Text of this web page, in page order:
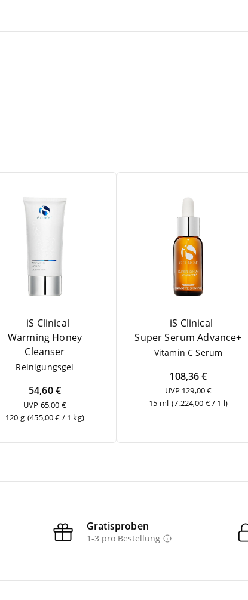
iS Clinical
Warm­ing Honey
Cleanser
Rei­ni­gungs­gel
54,60 €
UVP 65,00 €
120 g (455,00 € / 1 kg)
iS Clinical
Super Serum Advance+
Vit­amin C Serum
108,36 €
UVP 129,00 €
15 ml (7.224,00 € / 1 l)
Gratisproben
1-3 pro Bestellung